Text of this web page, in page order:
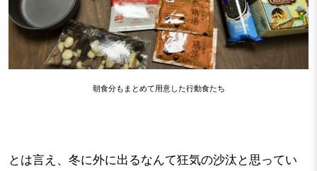
朝食分もまとめて用意した行動食たち
とは言え、冬に外に出るなんて狂気の沙汰と思ってい